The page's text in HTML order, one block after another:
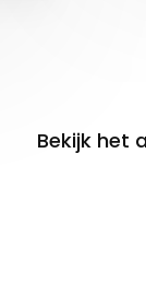
Bekijk het